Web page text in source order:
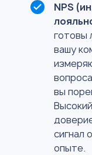
NPS
готовы
вашу
вы
сигнал
опыте.